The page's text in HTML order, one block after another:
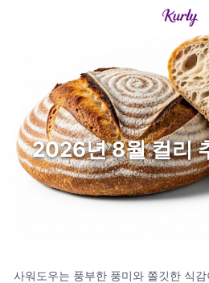
2026년 8월 컬리
사워도우는 풍부한 풍미와 쫄깃한 식